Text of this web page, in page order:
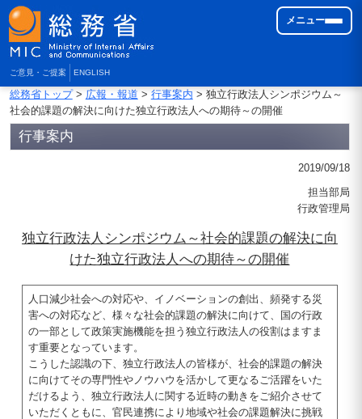
ご意見・ご提案 ENGLISH
メニュー
総務省トップ> 広報・報道 > 行事案内 > 独立行政法人シンポジウム～
社会的課題の解決に向けた独立行政法人への期待～の開催
行事案内
2019/09/18
担当部局
行政管理局
独立行政法人シンポジウム～社会的課題の解決に向
けた独立行政法人への期待～の開催
人口減少社会への対応や、イノベーションの創出、頻発する災
害への対応など、様々な社会的課題の解決に向けて、国の行政
の一部として政策実施機能を担う独立行政法人の役割はますま
す重要となっています。
こうした認識の下、独立行政法人の皆様が、社会的課題の解決
に向けてその専門性やノウハウを活かして更なるご活躍をいた
だけるよう、独立行政法人に関する近時の動きをご紹介させて
いただくともに、官民連携により地域や社会の課題解決に挑戦